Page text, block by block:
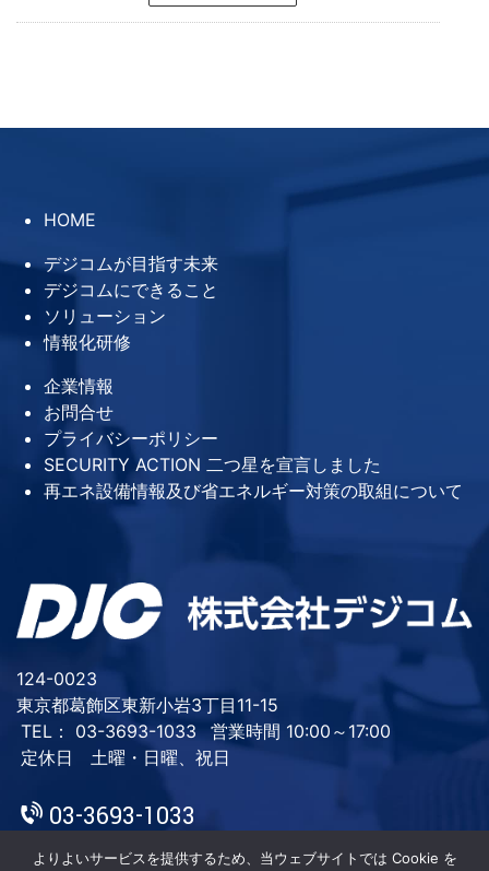
HOME
デジコムが目指す未来
デジコムにできること
ソリューション
情報化研修
企業情報
お問合せ
プライバシーポリシー
SECURITY ACTION 二つ星を宣言しました
再エネ設備情報及び省エネルギー対策の取組について
124-0023
東京都葛飾区東新小岩3丁目11-15
TEL： 03-3693-1033
営業時間 10:00～17:00
定休日 土曜・日曜、祝日
03-3693-1033
よりよいサービスを提供するため、当ウェブサイトでは Cookie を